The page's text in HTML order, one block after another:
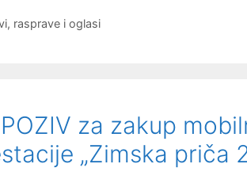
rasprave i oglasi
za zakup
„Zimska priča